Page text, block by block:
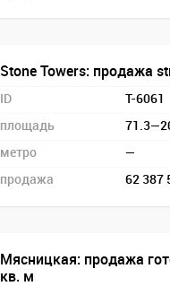
Stone Towers: продажа
ID
T-6061
площадь
метро
—
продажа
62 387
Мясницкая: продажа
кв. м